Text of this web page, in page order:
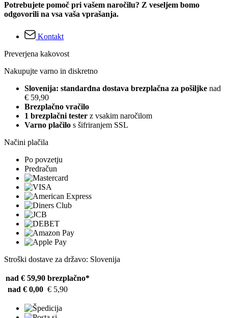
Potrebujete pomoč pri vašem naročilu? Z veseljem bomo
odgovorili na vsa vaša vprašanja.
Kontakt
Preverjena kakovost
Nakupujte varno in diskretno
Slovenija: standardna dostava brezplačna za pošiljke nad
€ 59,90
Brezplačno vračilo
1 brezplačni tester z vsakim naročilom
Varno plačilo s šifriranjem SSL
Načini plačila
Po povzetju
Predračun
Stroški dostave za državo: Slovenija
nad € 59,90 brezplačno*
nad € 0,00 € 5,90